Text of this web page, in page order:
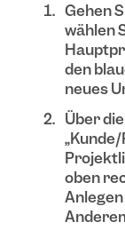
Gehen
wählen
den
neues
Über
oben